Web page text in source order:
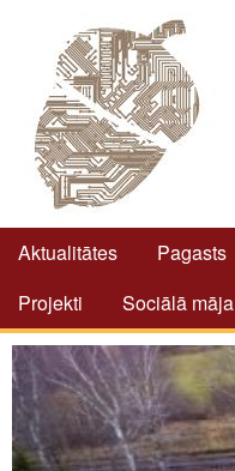
Aktualitātes Pagasts
Projekti
Sociālā māja